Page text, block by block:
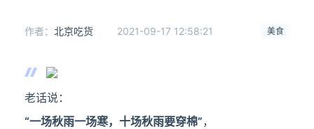
美食
作者： 北京吃货 2021-09-17 12:58:21
老话说：
“一场秋雨一场寒，十场秋雨要穿棉”，